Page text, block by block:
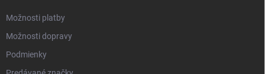
Možnosti platby
Možnosti dopravy
Podmienky